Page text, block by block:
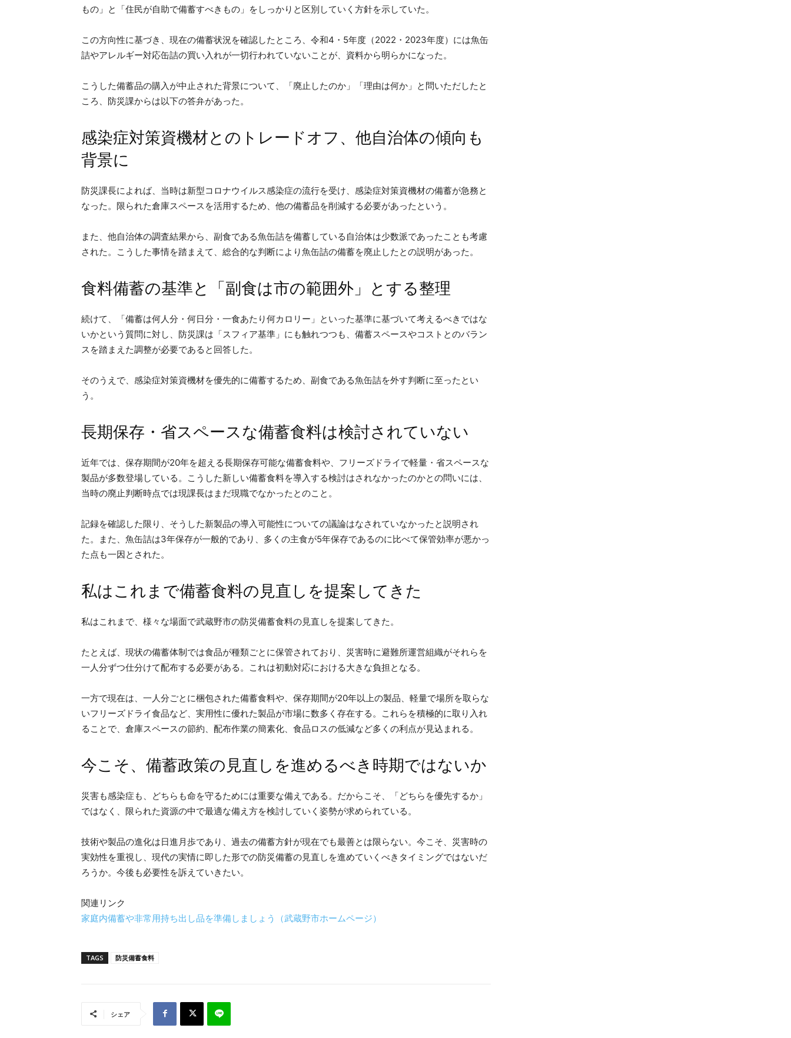
もの」と「住民が自助で備蓄すべきもの」をしっかりと区別していく方針を示していた。
この方向性に基づき、現在の備蓄状況を確認したところ、令和4・5年度（2022・2023年度）には魚缶
詰やアレルギー対応缶詰の買い入れが一切行われていないことが、資料から明らかになった。
こうした備蓄品の購入が中止された背景について、「廃止したのか」「理由は何か」と問いただしたと
ころ、防災課からは以下の答弁があった。
感染症対策資機材とのトレードオフ、他自治体の傾向も
背景に
防災課長によれば、当時は新型コロナウイルス感染症の流行を受け、感染症対策資機材の備蓄が急務と
なった。限られた倉庫スペースを活用するため、他の備蓄品を削減する必要があったという。
また、他自治体の調査結果から、副食である魚缶詰を備蓄している自治体は少数派であったことも考慮
された。こうした事情を踏まえて、総合的な判断により魚缶詰の備蓄を廃止したとの説明があった。
食料備蓄の基準と「副食は市の範囲外」とする整理
続けて、「備蓄は何人分・何日分・一食あたり何カロリー」といった基準に基づいて考えるべきではな
いかという質問に対し、防災課は「スフィア基準」にも触れつつも、備蓄スペースやコストとのバラン
スを踏まえた調整が必要であると回答した。
そのうえで、感染症対策資機材を優先的に備蓄するため、副食である魚缶詰を外す判断に至ったとい
う。
長期保存・省スペースな備蓄食料は検討されていない
近年では、保存期間が20年を超える長期保存可能な備蓄食料や、フリーズドライで軽量・省スペースな
製品が多数登場している。こうした新しい備蓄食料を導入する検討はされなかったのかとの問いには、
当時の廃止判断時点では現課長はまだ現職でなかったとのこと。
記録を確認した限り、そうした新製品の導入可能性についての議論はなされていなかったと説明され
た。また、魚缶詰は3年保存が一般的であり、多くの主食が5年保存であるのに比べて保管効率が悪かっ
た点も一因とされた。
私はこれまで備蓄食料の見直しを提案してきた
私はこれまで、様々な場面で武蔵野市の防災備蓄食料の見直しを提案してきた。
たとえば、現状の備蓄体制では食品が種類ごとに保管されており、災害時に避難所運営組織がそれらを
一人分ずつ仕分けて配布する必要がある。これは初動対応における大きな負担となる。
一方で現在は、一人分ごとに梱包された備蓄食料や、保存期間が20年以上の製品、軽量で場所を取らな
いフリーズドライ食品など、実用性に優れた製品が市場に数多く存在する。これらを積極的に取り入れ
ることで、倉庫スペースの節約、配布作業の簡素化、食品ロスの低減など多くの利点が見込まれる。
今こそ、備蓄政策の見直しを進めるべき時期ではないか
災害も感染症も、どちらも命を守るためには重要な備えである。だからこそ、「どちらを優先するか」
ではなく、限られた資源の中で最適な備え方を検討していく姿勢が求められている。
技術や製品の進化は日進月歩であり、過去の備蓄方針が現在でも最善とは限らない。今こそ、災害時の
実効性を重視し、現代の実情に即した形での防災備蓄の見直しを進めていくべきタイミングではないだ
ろうか。今後も必要性を訴えていきたい。
関連リンク
家庭内備蓄や非常用持ち出し品を準備しましょう（武蔵野市ホームページ）
TAGS 防災備蓄食料
シェア